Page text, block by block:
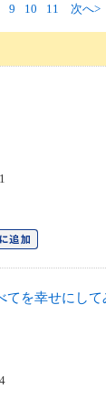
9 10 11 次へ>
てを幸せにし